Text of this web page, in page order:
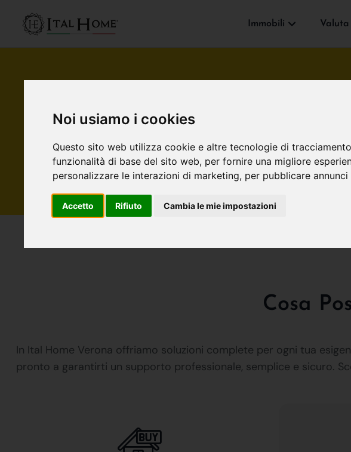
Noi usiamo i cookies
Questo sito web utilizza cookie e altre tecnologie di
funzionalità di base del sito web, per fornire una migliore
personalizzare le interazioni di marketing, per pubblicare
Accetto Rifiuto Cambia le mie impostazioni
Immobili Valuta
Cosa
In Ital Home Verona offriamo soluzioni complete per ogni tua
pronto a garantirti un supporto professionale, semplice e sicuro.